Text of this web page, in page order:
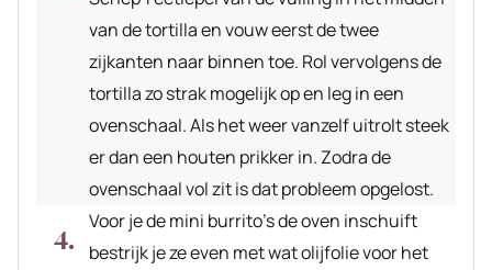
van de tortilla en vouw eerst de twee
zijkanten naar binnen toe. Rol vervolgens de
tortilla zo strak mogelijk op en leg in een
ovenschaal. Als het weer vanzelf uitrolt steek
er dan een houten prikker in. Zodra de
ovenschaal vol zit is dat probleem opgelost.
Voor je de mini burrito's de oven inschuift
bestrijk je ze even met wat olijfolie voor het